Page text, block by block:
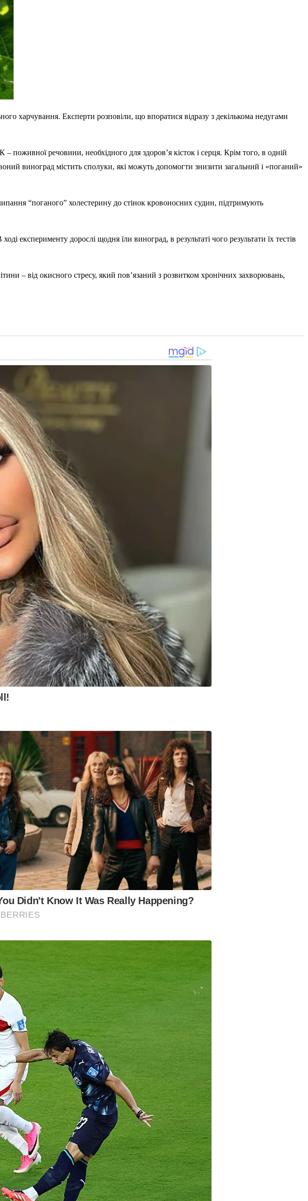
харчування. Експерти розповіли, що впоратися відразу з декількома недугами
поживної речовини, необхідного для здоров’я кісток і серця. Крім того, в одній
виноград містить сполуки, які можуть допомогти знизити загальний і «поганий»
“поганого” холестерину до стінок кровоносних судин, підтримують
експерименту дорослі щодня їли виноград, в результаті чого результати їх тестів
– від окисного стресу, який пов’язаний з розвитком хронічних захворювань,